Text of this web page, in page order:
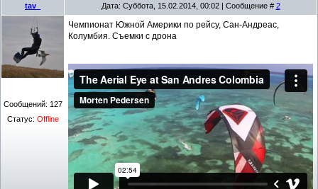
tav_ Дата: Суббота, 15.02.2014, 00:02 | Сообщение # 2
Сообщений: 127
Статус: Offline
Чемпионат Южной Америки по рейсу, Сан-Андреас,
Колумбия. Съемки с дрона